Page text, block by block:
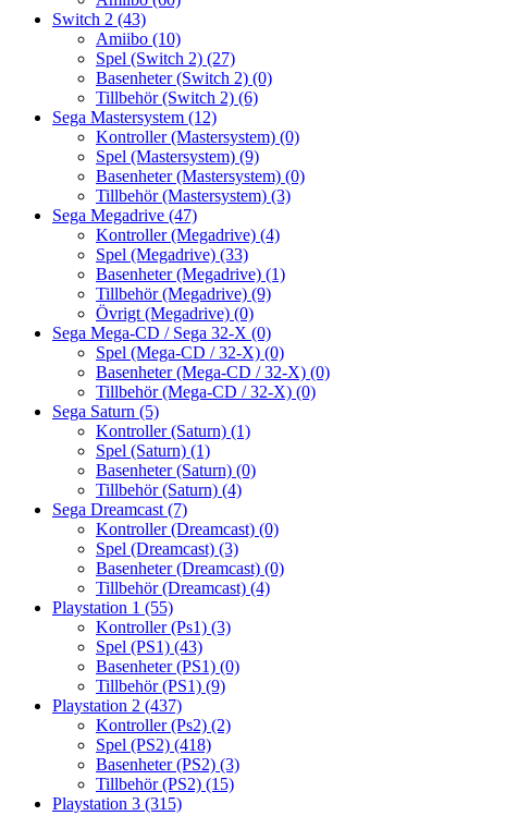
Switch 2 (43)
Amiibo (10)
Spel (Switch 2) (27)
Basenheter (Switch 2) (0)
Tillbehör (Switch 2) (6)
Sega Mastersystem (12)
Kontroller (Mastersystem) (0)
Spel (Mastersystem) (9)
Basenheter (Mastersystem) (0)
Tillbehör (Mastersystem) (3)
Sega Megadrive (47)
Kontroller (Megadrive) (4)
Spel (Megadrive) (33)
Basenheter (Megadrive) (1)
Tillbehör (Megadrive) (9)
Övrigt (Megadrive) (0)
Sega Mega-CD / Sega 32-X (0)
Spel (Mega-CD / 32-X) (0)
Basenheter (Mega-CD / 32-X) (0)
Tillbehör (Mega-CD / 32-X) (0)
Sega Saturn (5)
Kontroller (Saturn) (1)
Spel (Saturn) (1)
Basenheter (Saturn) (0)
Tillbehör (Saturn) (4)
Sega Dreamcast (7)
Kontroller (Dreamcast) (0)
Spel (Dreamcast) (3)
Basenheter (Dreamcast) (0)
Tillbehör (Dreamcast) (4)
Playstation 1 (55)
Kontroller (Ps1) (3)
Spel (PS1) (43)
Basenheter (PS1) (0)
Tillbehör (PS1) (9)
Playstation 2 (437)
Kontroller (Ps2) (2)
Spel (PS2) (418)
Basenheter (PS2) (3)
Tillbehör (PS2) (15)
Playstation 3 (315)